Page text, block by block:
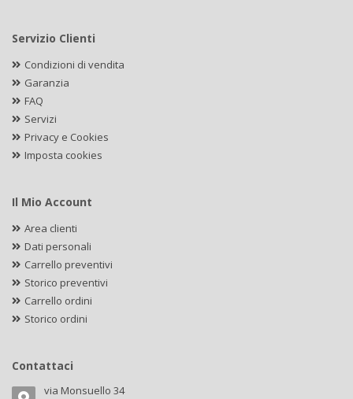
Servizio Clienti
Condizioni di vendita
Garanzia
FAQ
Servizi
Privacy e Cookies
Imposta cookies
Il Mio Account
Area clienti
Dati personali
Carrello preventivi
Storico preventivi
Carrello ordini
Storico ordini
Contattaci
via Monsuello 34